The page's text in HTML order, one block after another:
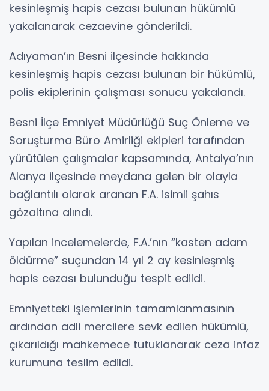
kesinleşmiş hapis cezası bulunan hükümlü
yakalanarak cezaevine gönderildi.
Adıyaman’ın Besni ilçesinde hakkında
kesinleşmiş hapis cezası bulunan bir hükümlü,
polis ekiplerinin çalışması sonucu yakalandı.
Besni İlçe Emniyet Müdürlüğü Suç Önleme ve
Soruşturma Büro Amirliği ekipleri tarafından
yürütülen çalışmalar kapsamında, Antalya’nın
Alanya ilçesinde meydana gelen bir olayla
bağlantılı olarak aranan F.A. isimli şahıs
gözaltına alındı.
Yapılan incelemelerde, F.A.’nın “kasten adam
öldürme” suçundan 14 yıl 2 ay kesinleşmiş
hapis cezası bulunduğu tespit edildi.
Emniyetteki işlemlerinin tamamlanmasının
ardından adli mercilere sevk edilen hükümlü,
çıkarıldığı mahkemece tutuklanarak ceza infaz
kurumuna teslim edildi.